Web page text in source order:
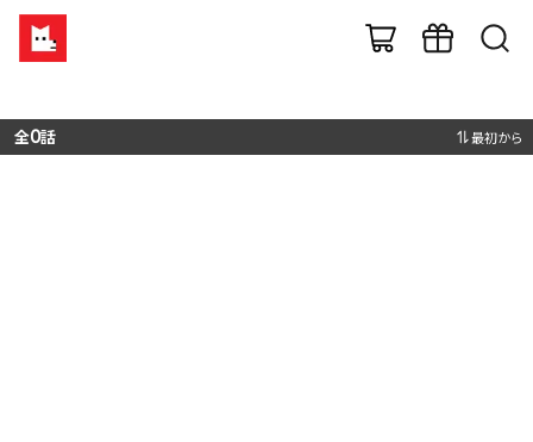
全0話 最初から